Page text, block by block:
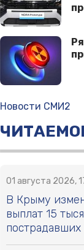
Новости СМИ2
01 августа 2026,
В Крыму
выплат 15